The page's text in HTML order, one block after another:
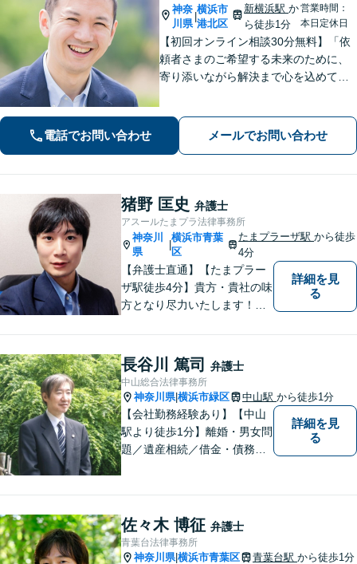
神奈
川県
横浜市
港北区
新横浜駅か
ら徒歩1分
営業時間：
本日定休日
【初回オンライン相談30分無料】「依
頼者さまのご希望する未来のために、
寄り添いながら解決まで心を込めて対
停など離婚問題／相続・遺言も対応
【新横浜1分】
電話でお問い合わせ メールでお問い合わせ
猪野 匡史 弁護士
アスールたまプラ法律事務所
神奈川
県
|
横浜市青葉
区
たまプラーザ駅から徒歩
4分
【弁護士直通】【たまプラー
ザ駅徒歩4分】貴方・貴社の味
方となり尽力いたします！当
すのでまずはお気軽にご相談
ください。
詳細を見
る
長谷川 篤司 弁護士
中山総合法律事務所
神奈川県|横浜市緑区 中山駅 から徒歩1分
【会社勤務経験あり】【中山
駅より徒歩1分】離婚・男女問
題／遺産相続／借金・債務整
る身近な問題を相談いただく
場所です。お気軽にご相談く
ださい。
詳細を見
る
佐々木 博征 弁護士
青葉台法律事務所
神奈川県|横浜市青葉区 青葉台駅 から徒歩1分